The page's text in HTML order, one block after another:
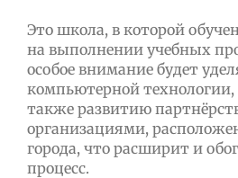
Это школа, в которой
на выполнении учебных
особое внимание будет
компьютерной технологии,
также развитию
организациями,
города, что расширит и
процесс.